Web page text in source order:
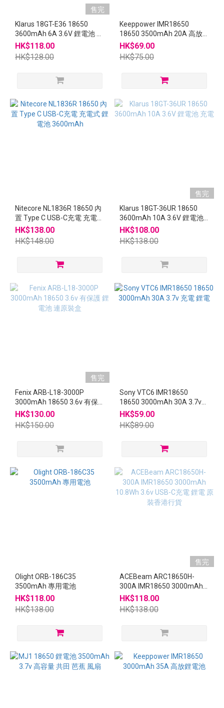
售完
Klarus 18GT-E36 18650
3600mAh 6A 3.6V 鋰電池 充
電
HK$118.00
HK$128.00
Keeppower IMR18650
18650 3500mAh 20A 高放
鋰電池
HK$69.00
HK$75.00
Nitecore NL1836R 18650 內
置 Type C USB-C充電 充電式
鋰電池 3600mAh
HK$138.00
HK$148.00
售完
Klarus 18GT-36UR 18650
3600mAh 10A 3.6V 鋰電池
充電
HK$108.00
HK$138.00
售完
Fenix ARB-L18-3000P
3000mAh 18650 3.6v 有保
護 鋰電池 連原裝盒
HK$130.00
HK$150.00
Sony VTC6 IMR18650
18650 3000mAh 30A 3.7v
充電 鋰電
HK$59.00
HK$89.00
Olight ORB-186C35
3500mAh 專用電池
HK$118.00
HK$138.00
售完
ACEBeam ARC18650H-
300A IMR18650 3000mAh
10.8Wh 3.6v USB-C充電 鋰電
原裝香港行貨
HK$118.00
HK$138.00